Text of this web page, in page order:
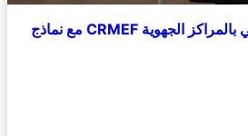
مجزوءات التكوين التأهيلي بالمراكز الجهوية CRMEF مع نماذج